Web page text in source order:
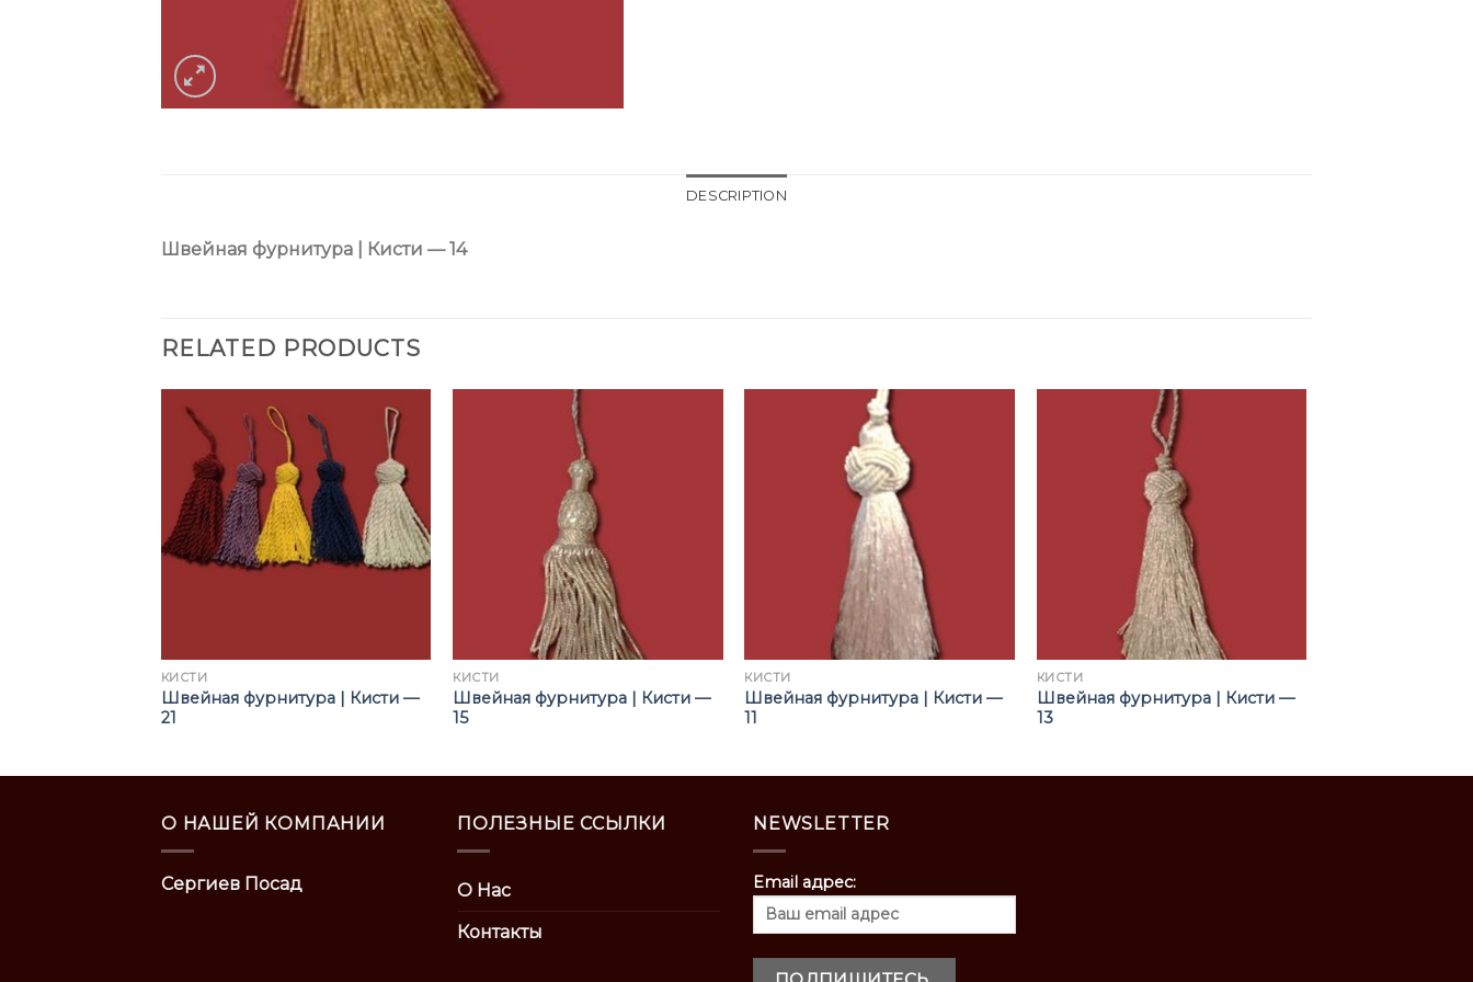
DESCRIPTION
Швейная фурнитура | Кисти — 14
RELATED PRODUCTS
КИСТИ
Швейная фурнитура | Кисти —
21
КИСТИ
Швейная фурнитура | Кисти —
15
КИСТИ
Швейная фурнитура | Кисти —
11
КИСТИ
Швейная фурнитура | Кисти —
13
О НАШЕЙ КОМПАНИИ
Сергиев Посад
ПОЛЕЗНЫЕ ССЫЛКИ
О Нас
Контакты
NEWSLETTER
Email адрес: